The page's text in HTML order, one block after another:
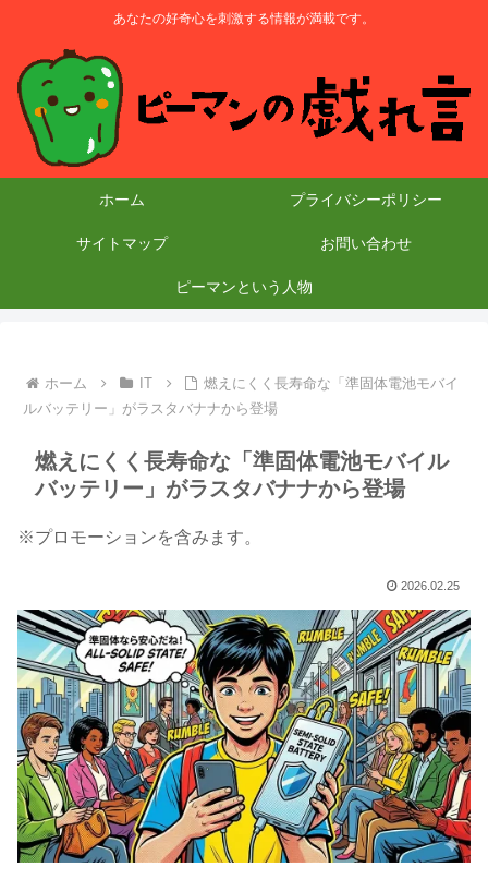
あなたの好奇心を刺激する情報が満載です。
ホーム プライバシーポリシー
サイトマップ お問い合わせ
ピーマンという人物
ホーム IT
燃えにくく長寿命な「準固体電池モバイ
ルバッテリー」がラスタバナナから登場
燃えにくく長寿命な「準固体電池モバイル
バッテリー」がラスタバナナから登場
※プロモーションを含みます。
2026.02.25